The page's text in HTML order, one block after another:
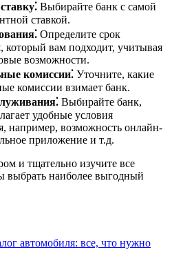
Выбирайте банк с самой
ставкой.
Определите срок
который вам подходит, учитывая
возможности.
комиссии⁚ Уточните, какие
комиссии взимает банк.
Выбирайте банк,
удобные условия
например, возможность онлайн-
приложение и т.д.
и тщательно изучите все
выбрать наиболее выгодный
автомобиля: все, что нужно